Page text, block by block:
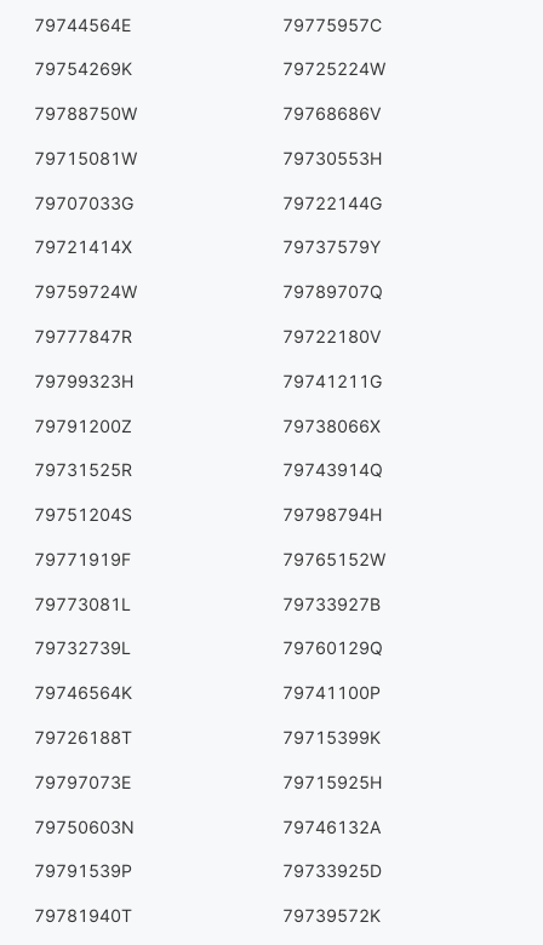
79744564E 79775957C
79754269K 79725224W
79788750W 79768686V
79715081W 79730553H
79707033G 79722144G
79721414X 79737579Y
79759724W 79789707Q
79777847R 79722180V
79799323H 79741211G
79791200Z 79738066X
79731525R 79743914Q
79751204S 79798794H
79771919F 79765152W
79773081L 79733927B
79732739L 79760129Q
79746564K 79741100P
79726188T 79715399K
79797073E 79715925H
79750603N 79746132A
79791539P 79733925D
79781940T 79739572K